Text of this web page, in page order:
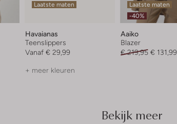
Laatste maten
Havaianas
Teenslippers
Vanaf € 29,99
+ meer kleuren
Laatste maten
-40%
Aaiko
Blazer
€ 219,95 € 131,99
Bekijk meer